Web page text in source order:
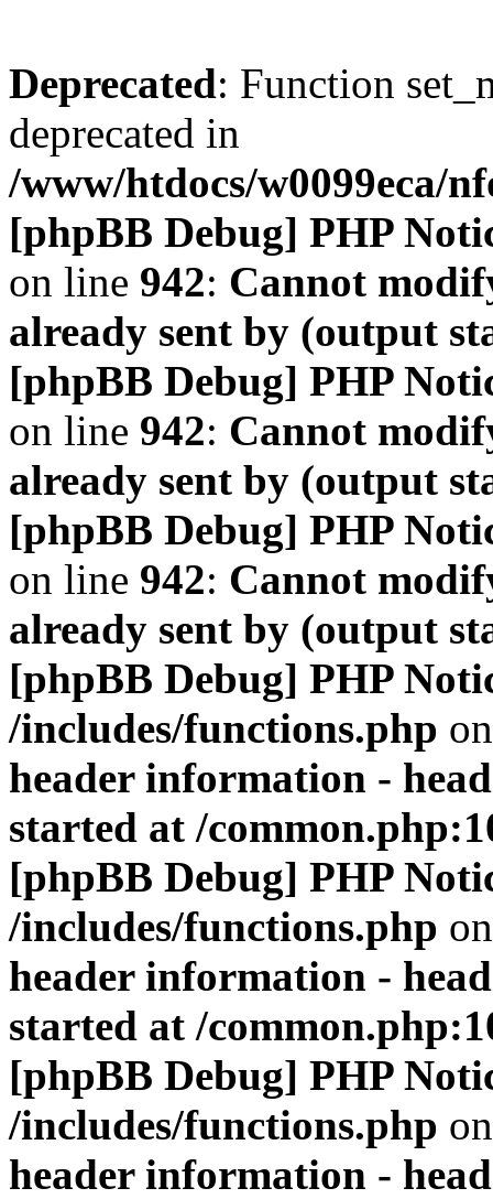
Deprecated: Function
deprecated in
/www/htdocs/w0099eca/
[phpBB Debug] PHP
on line 942: Cannot
already sent by (output
[phpBB Debug] PHP
on line 942: Cannot
already sent by (output
[phpBB Debug] PHP
on line 942: Cannot
already sent by (output
[phpBB Debug] PHP
/includes/functions.php
header information -
started at /
[phpBB Debug] PHP
/includes/functions.php
header information -
started at /
[phpBB Debug] PHP
/includes/functions.php
header information -